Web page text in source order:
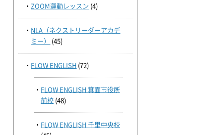
ZOOM運動レッスン (4)
NLA（ネクストリーダーアカデ
ミー）
(45)
FLOW ENGLISH (72)
FLOW ENGLISH 箕面市役所
前校(48)
FLOW ENGLISH 千里中央校